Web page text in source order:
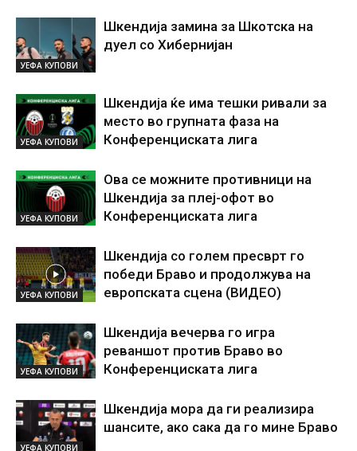
УЕФА КУПОВИ
Шкендија замина за Шкотска на
дуел со Хибернијан
УЕФА КУПОВИ
Шкендија ќе има тешки ривали за
место во групната фаза на
Конференциската лига
УЕФА КУПОВИ
Ова се можните противници на
Шкендија за плеј-офот во
Конференциската лига
УЕФА КУПОВИ
Шкендија со голем пресврт го
победи Браво и продолжува на
европската сцена (ВИДЕО)
УЕФА КУПОВИ
Шкендија вечерва го игра
реваншот против Браво во
Конференциската лига
УЕФА КУПОВИ
Шкендија мора да ги реализира
шансите, ако сака да го мине Браво